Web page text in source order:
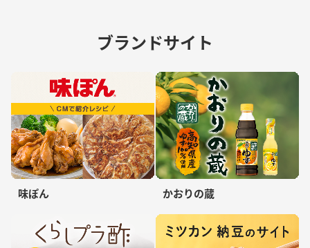
ブランドサイト
味ぽん かおりの蔵